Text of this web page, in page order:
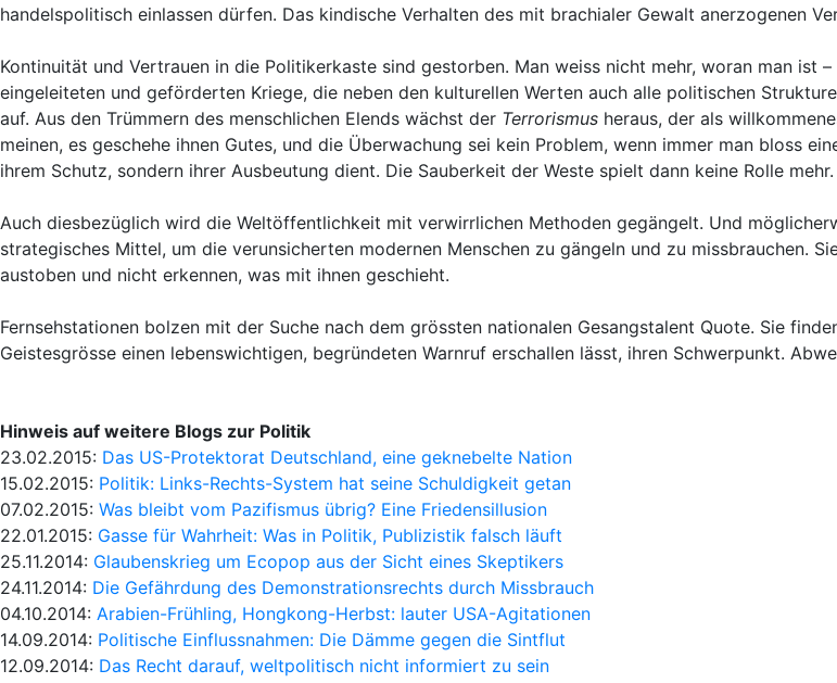
handelspolitisch einlassen dürfen. Das kindische Verhalten des mit brachialer Gewalt anerzogenen
Kontinuität und Vertrauen in die Politikerkaste sind gestorben. Man weiss nicht mehr, woran man ist
eingeleiteten und geförderten Kriege, die neben den kulturellen Werten auch alle politischen
auf. Aus den Trümmern des menschlichen Elends wächst der Terrorismus heraus, der als
meinen, es geschehe ihnen Gutes, und die Überwachung sei kein Problem, wenn immer man bloss
ihrem Schutz, sondern ihrer Ausbeutung dient. Die Sauberkeit der Weste spielt dann keine Rolle mehr.
Auch diesbezüglich wird die Weltöffentlichkeit mit verwirrlichen Methoden gegängelt. Und
strategisches Mittel, um die verunsicherten modernen Menschen zu gängeln und zu missbrauchen.
austoben und nicht erkennen, was mit ihnen geschieht.
Fernsehstationen bolzen mit der Suche nach dem grössten nationalen Gesangstalent Quote. Sie
Geistesgrösse einen lebenswichtigen, begründeten Warnruf erschallen lässt, ihren Schwerpunkt.
Hinweis auf weitere Blogs zur Politik
23.02.2015: Das US-Protektorat Deutschland, eine geknebelte Nation
15.02.2015: Politik: Links-Rechts-System hat seine Schuldigkeit getan
07.02.2015: Was bleibt vom Pazifismus übrig? Eine Friedensillusion
22.01.2015: Gasse für Wahrheit: Was in Politik, Publizistik falsch läuft
25.11.2014: Glaubenskrieg um Ecopop aus der Sicht eines Skeptikers
24.11.2014: Die Gefährdung des Demonstrationsrechts durch Missbrauch
04.10.2014: Arabien-Frühling, Hongkong-Herbst: lauter USA-Agitationen
14.09.2014: Politische Einflussnahmen: Die Dämme gegen die Sintflut
12.09.2014: Das Recht darauf, weltpolitisch nicht informiert zu sein